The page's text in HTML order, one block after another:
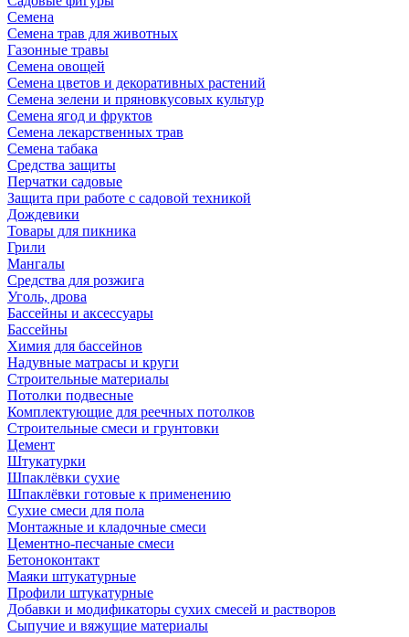
Семена
Семена трав для животных
Газонные травы
Семена овощей
Семена цветов и декоративных растений
Семена зелени и пряновкусовых культур
Семена ягод и фруктов
Семена лекарственных трав
Семена табака
Средства защиты
Перчатки садовые
Защита при работе с садовой техникой
Дождевики
Товары для пикника
Грили
Мангалы
Средства для розжига
Уголь, дрова
Бассейны и аксессуары
Бассейны
Химия для бассейнов
Надувные матрасы и круги
Строительные материалы
Потолки подвесные
Комплектующие для реечных потолков
Строительные смеси и грунтовки
Цемент
Штукатурки
Шпаклёвки сухие
Шпаклёвки готовые к применению
Сухие смеси для пола
Монтажные и кладочные смеси
Цементно-песчаные смеси
Бетоноконтакт
Маяки штукатурные
Профили штукатурные
Добавки и модификаторы сухих смесей и растворов
Сыпучие и вяжущие материалы